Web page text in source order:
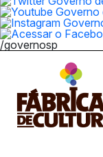
/governosp